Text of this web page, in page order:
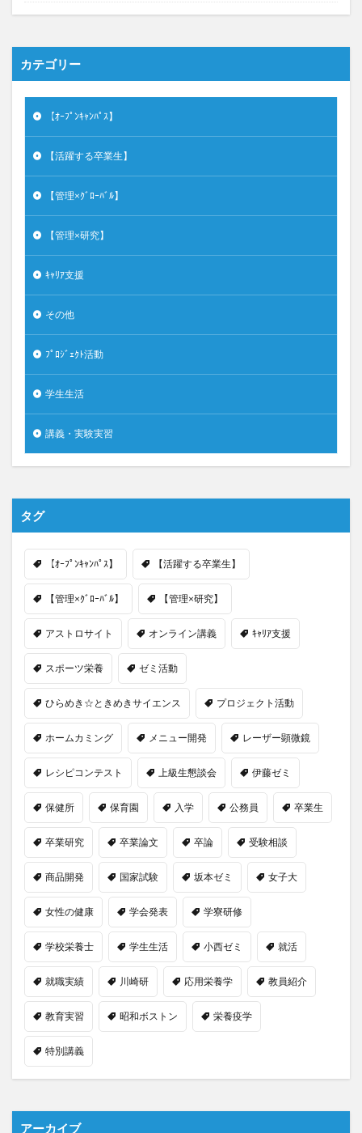
カテゴリー
【ｵｰﾌﾟﾝｷｬﾝﾊﾟｽ】
【活躍する卒業生】
【管理×ｸﾞﾛｰﾊﾞﾙ】
【管理×研究】
ｷｬﾘｱ支援
その他
ﾌﾟﾛｼﾞｪｸﾄ活動
学生生活
講義・実験実習
タグ
【ｵｰﾌﾟﾝｷｬﾝﾊﾟｽ】 【活躍する卒業生】
【管理×ｸﾞﾛｰﾊﾞﾙ】 【管理×研究】
アストロサイト オンライン講義 ｷｬﾘｱ支援
スポーツ栄養 ゼミ活動
ひらめき☆ときめきサイエンス プロジェクト活動
ホームカミング メニュー開発 レーザー顕微鏡
レシピコンテスト 上級生懇談会 伊藤ゼミ
保健所 保育園 入学 公務員 卒業生
卒業研究 卒業論文 卒論 受験相談
商品開発 国家試験 坂本ゼミ 女子大
女性の健康 学会発表 学寮研修
学校栄養士 学生生活 小西ゼミ 就活
就職実績 川崎研 応用栄養学 教員紹介
教育実習 昭和ボストン 栄養疫学
特別講義
アーカイブ